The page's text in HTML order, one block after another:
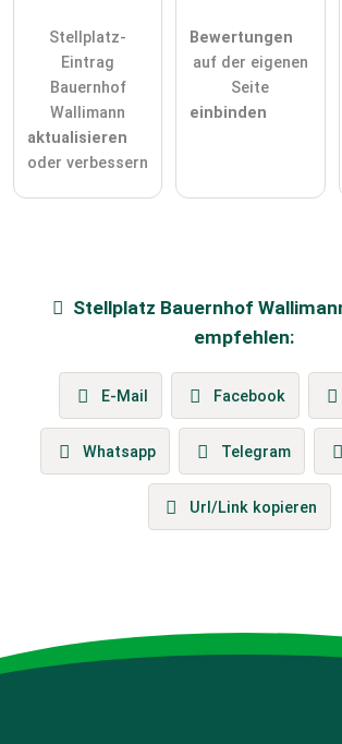
Stellplatz-
Eintrag
Bauernhof
Wallimann
aktualisieren
oder verbessern
Bewertungen
auf der eigenen
Seite
einbinden
Stellplatz Bauernhof
empfehlen:
E-Mail Facebook
Whatsapp Telegram
Url/Link kopieren